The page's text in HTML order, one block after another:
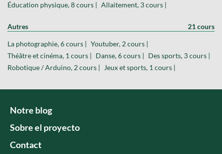
Éducation physique, 8 cours |
Allaitement, 3 cours |
Autres 21 cours
La photographie, 6 cours |
Youtuber, 2 cours |
Théâtre et cinéma, 1 cours |
Danse, 6 cours |
Des sports, 3 cours |
Robotique / Arduino, 2 cours |
Jeux et sports, 1 cours |
Notre blog
Sobre el proyecto
Contact